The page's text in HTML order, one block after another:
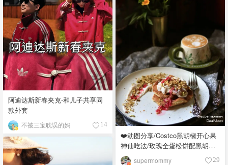
❤️动图分享/Costco黑胡椒开心果
神仙吃法/玫瑰全蛋松饼配黑胡椒
开心果碎太惊艳😍
supermommy 29
阿迪达斯新春夹克-和儿子共享同
款外套
不被三宝耽误的妈 14